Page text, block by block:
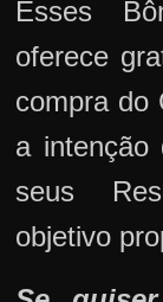
Esses
oferece
compra do
a intenção
seus
objetivo